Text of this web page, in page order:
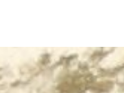
Terug naar de inhoud